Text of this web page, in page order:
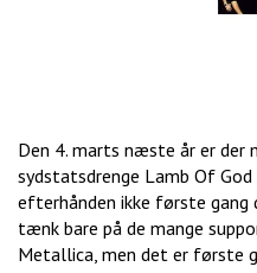
Den 4. marts næste år er der
sydstatsdrenge Lamb Of
efterhånden ikke første gang
tænk bare på de mange
Metallica, men det er første